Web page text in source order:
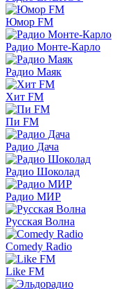
Юмор FM
Радио Монте-Карло
Радио Маяк
Хит FM
Пи FM
Радио Дача
Радио Шоколад
Радио МИР
Русская Волна
Comedy Radio
Like FM